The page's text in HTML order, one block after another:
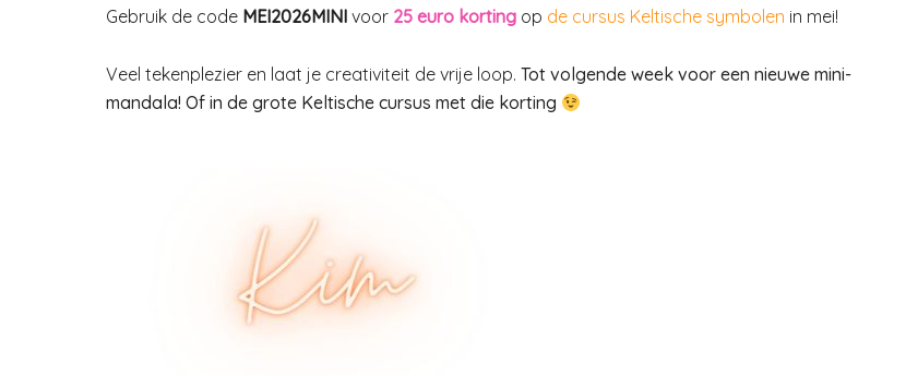
Gebruik de code MEI2026MINI voor 25 euro korting op de cursus Keltische symbolen in mei!
Veel tekenplezier en laat je creativiteit de vrije loop. Tot volgende week voor een nieuwe mini-
mandala! Of in de grote Keltische cursus met die korting